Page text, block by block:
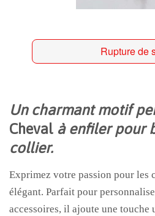
Rupture de
Un charmant motif
Cheval à enfiler pour
collier.
Exprimez votre passion pour les
élégant. Parfait pour
accessoires, il ajoute une touche